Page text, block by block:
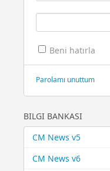
Beni hatırla
Parolamı unuttum
BILGI BANKASI
CM News v5
CM News v6